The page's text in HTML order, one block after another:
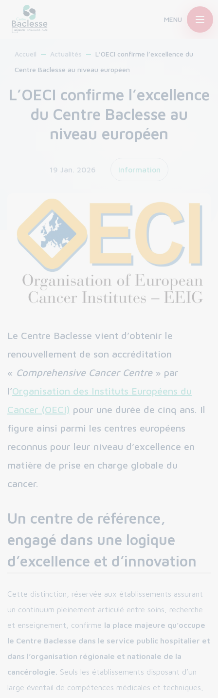
MENU
Accueil Actualités
L’OECI confirme l’excellence du
Centre Baclesse au niveau européen
L’OECI confirme l’excellence
du Centre Baclesse au
niveau européen
19 Jan. 2026 Information
Le Centre Baclesse vient d’obtenir le
renouvellement de son accréditation
« Comprehensive Cancer Centre» par
l’Organisation des Instituts Européens du
Cancer (OECI) pour une durée de cinq ans. Il
figure ainsi parmi les centres européens
reconnus pour leur niveau d’excellence en
matière de prise en charge globale du
cancer.
Un centre de référence,
engagé dans une logique
d’excellence et d’innovation
Cette distinction, réservée aux établissements assurant
un continuum pleinement articulé entre soins, recherche
et enseignement, confirme la place majeure qu’occupe
le Centre Baclesse dans le service public hospitalier et
dans l’organisation régionale et nationale de la
cancérologie. Seuls les établissements disposant d’un
large éventail de compétences médicales et techniques,